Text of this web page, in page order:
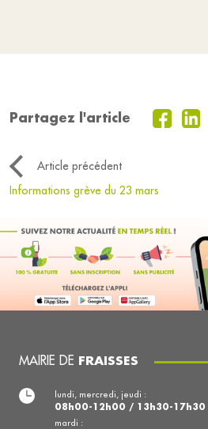
Partagez l'article
Article précédent
Informations grève du 23 mars
MAIRIE DE FRAISSES
lundi, mercredi, jeudi :
08h00-12h00 / 13h30-17h30
mardi :